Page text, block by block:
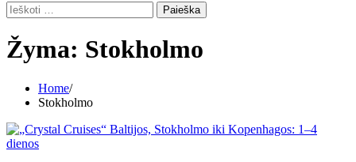
Ieškoti:
Žyma: Stokholmo
Home
Stokholmo